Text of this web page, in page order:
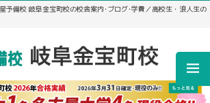
予備校 岐阜金宝町校の校舎案内･ブログ･学費／高校生・浪人生の